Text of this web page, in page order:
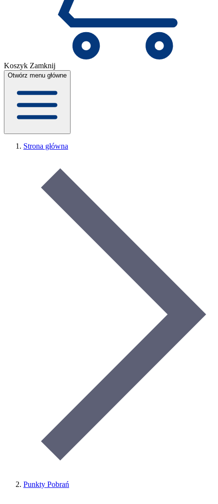
Koszyk Zamknij
Otwórz menu główne
Strona główna
Punkty Pobrań